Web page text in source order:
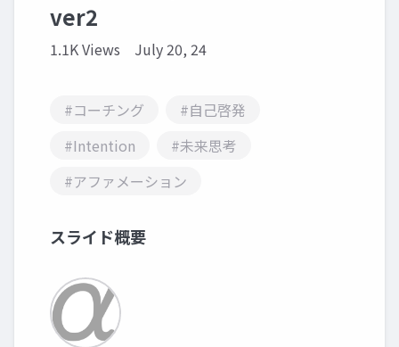
ver2
1.1K Views July 20, 24
#コーチング
#自己啓発
#Intention
#未来思考
#アファメーション
スライド概要